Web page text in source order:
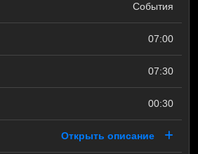
События
07:00
07:30
00:30
Открыть описание